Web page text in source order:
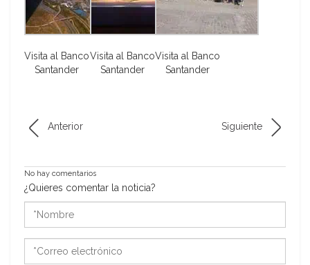
Visita al Banco
Santander
Visita al Banco
Santander
Visita al Banco
Santander
Anterior Siguiente
No hay comentarios
¿Quieres comentar la noticia?
*Nombre
*Correo
electrónico